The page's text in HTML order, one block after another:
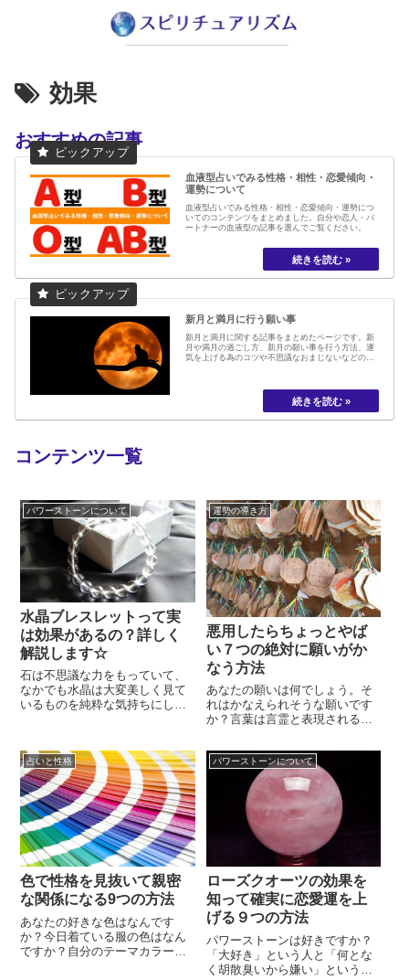
効果
おすすめの記事
血液型占いでみる性格・相性・恋愛傾向・
運勢について
血液型占いでみる性格・相性・恋愛傾向・運勢につ
いてのコンテンツをまとめました。自分や恋人・パ
ートナーの血液型の記事を選んでご覧ください。
新月と満月に行う願い事
新月と満月に関する記事をまとめたページです。新
月や満月の過ごし方、新月の願い事を行う方法、運
気を上げる為のコツや不思議なおまじないなどの記
コンテンツ一覧
パワーストーンについて
水晶ブレスレットって実
は効果があるの？詳しく
解説します☆
石は不思議な力をもっていて、
なかでも水晶は大変美しく見て
いるものを純粋な気持ちにして
な石が水晶です。そのため古く
からお守りや魔よけなどに使わ
れてきました。それを手軽に、
そしてお洒落に身につけること
ができるのがブレスレットのよ
いところですよね。とはいえ、
確かにきれい...
運勢の導き方
悪用したらちょっとやば
い７つの絶対に願いがか
なう方法
あなたの願いは何でしょう。そ
れはかなえられそうな願いです
か？言葉は言霊と表現されるよ
ます。他にも「引き寄せの法
則」のように、言葉で願いを引
き寄せる事も可能です。その
昔、仏教を悟ったブッダは言葉
の力を知っていました。願いを
かなえ、幸せを引き寄せる言葉
をとなえましょう。あなたの願
いもかなうかもし...
占いと性格
色で性格を見抜いて親密
な関係になる9つの方法
あなたの好きな色はなんです
か？今日着ている服の色はなん
ですか？自分のテーマカラーや
パワーストーンについて
ローズクオーツの効果を
知って確実に恋愛運を上
げる９つの方法
パワーストーンは好きですか？
「大好き」という人と「何とな
く胡散臭いから嫌い」という人